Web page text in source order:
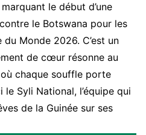
le début d’une
le Botswana pour les
Monde 2026. C’est un
de cœur résonne au
chaque souffle porte
le Syli National, l’équipe qui
de la Guinée sur ses